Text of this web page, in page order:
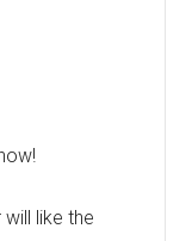
like the